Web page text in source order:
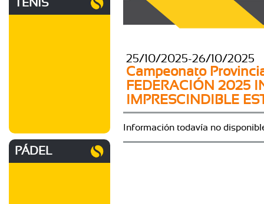
TENIS
PÁDEL
25/10/2025-26/10/2025
Campeonato
FEDERACIÓN 2025
IMPRESCINDIBLE
Información todavía no